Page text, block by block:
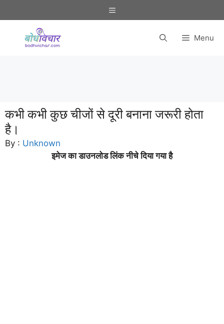
to
Menu
Menu
कभी कभी कुछ चीजों से दूरी बनाना जरूरी होता
है।
By : Unknown
इमेज का डाउनलोड लिंक नीचे दिया गया है